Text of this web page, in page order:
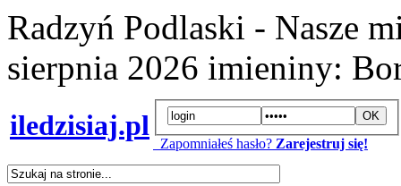
Radzyń Podlaski - Nasze
sierpnia 2026 imieniny:
iledzisiaj.pl
Zapomniałeś hasło? Zarejestruj się!